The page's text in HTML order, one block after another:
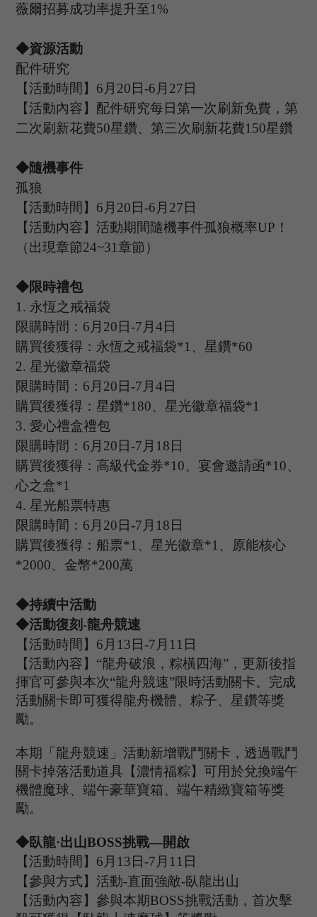
薇爾招募成功率提升至1%
◆資源活動
配件研究
【活動時間】 6 月 20日-6 月 27日
【活動內容】配件研究每日第一次刷新免費，第
二次刷新花費50星鑽、第三次刷新花費150星鑽
◆隨機事件
孤狼
【活動時間】 6 月 20日-6 月 27日
【活動內容】活動期間隨機事件孤狼概率UP ！
（出現章節24~31章節）
◆限時禮包
1. 永恆之戒福袋
限購時間： 6 月 20日-7 月4日
購買後獲得：永恆之戒福袋*1、星鑽*60
2. 星光徽章福袋
限購時間： 6 月 20日-7 月4日
購買後獲得：星鑽*180、星光徽章福袋*1
3. 愛心禮盒禮包
限購時間： 6 月 20日-7 月 18日
購買後獲得：高級代金券*10、宴會邀請函*10、
心之盒*1
4. 星光船票特惠
限購時間： 6 月 20日-7 月 18日
購買後獲得：船票*1、星光徽章*1、原能核心
*2000、金幣*200萬
◆持續中活動
◆活動復刻-龍舟競速
【活動時間】 6 月 13日-7 月 11 日
【活動內容】 “龍舟破浪，粽橫四海”，更新後指
揮官可參與本次“龍舟競速”限時活動關卡。完成
活動關卡即可獲得龍舟機體、粽子、星鑽等獎
勵。
本期「龍舟競速」活動新增戰鬥關卡，透過戰鬥
關卡掉落活動道具【濃情福粽】可用於兌換端午
機體魔球、端午豪華寶箱、端午精緻寶箱等獎
勵。
◆臥龍·出山BOSS挑戰—開啟
【活動時間】 6 月 13日-7 月 11 日
【參與方式】 活動-直面強敵-臥龍出山
【活動內容】參與本期BOSS挑戰活動，首次擊